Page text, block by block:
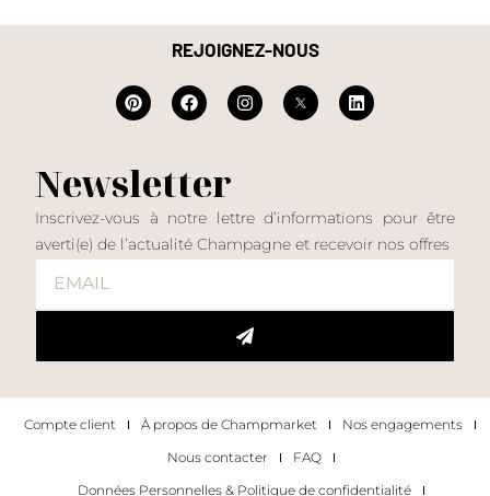
REJOIGNEZ-NOUS
Newsletter
Inscrivez-vous à notre lettre d’informations pour être
averti(e) de l’actualité Champagne et recevoir nos offres
Compte client À propos de Champmarket
Nos engagements
Nous contacter
FAQ
Données Personnelles & Politique de confidentialité